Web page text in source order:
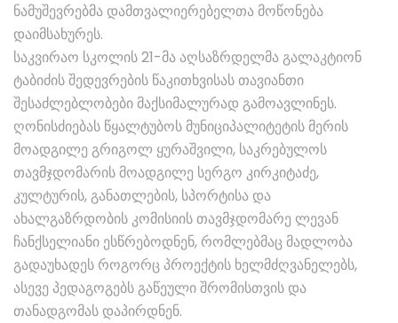
ნამუშევრებმა დამთვალიერებელთა მოწონება
დაიმსახურეს.
საკვირაო სკოლის 21-მა აღსაზრდელმა გალაკტიონ
ტაბიძის შედევრების წაკითხვისას თავიანთი
შესაძლებლობები მაქსიმალურად გამოავლინეს.
ღონისძიებას წყალტუბოს მუნიციპალიტეტის მერის
მოადგილე გრიგოლ ყურაშვილი, საკრებულოს
თავმჯდომარის მოადგილე სერგო კირკიტაძე,
კულტურის, განათლების, სპორტისა და
ახალგაზრდობის კომისიის თავმჯდომარე ლევან
ჩანქსელიანი ესწრებოდნენ, რომლებმაც მადლობა
გადაუხადეს როგორც პროექტის ხელმძღვანელებს,
ასევე პედაგოგებს გაწეული შრომისთვის და
თანადგომას დაპირდნენ.